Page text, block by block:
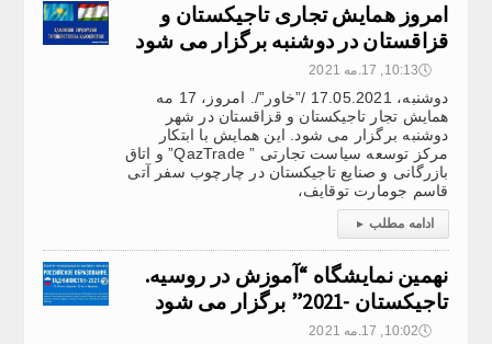
امروز همایش تجاری تاجیکستان و
قزاقستان در دوشنبه برگزار می شود
🕔10:13, 17.مه 2021
دوشنبه، 17.05.2021 /”خاور”/. امروز، 17 مه
همایش تجار تاجیکستان و قزاقستان در شهر
دوشنبه برگزار می شود. این همایش با ابتکار
مرکز توسعه سیاست تجارتی ” QazTrade” و اتاق
بازرگانی و صنایع تاجیکستان در چارچوب سفر آتی
قاسم جومارت توقایف،
ادامه مطلب ▸
نهمین نمایشگاه “آموزش در روسیه.
تاجیکستان -2021” برگزار می شود
🕔10:02, 17.مه 2021